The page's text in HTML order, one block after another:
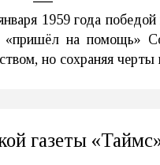
1959 года
«пришёл на помощь»
но сохраняя
газеты